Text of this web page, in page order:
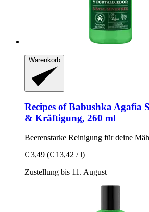
Warenkorb
Recipes of Babushka Agafia
& Kräftigung, 260 ml
Beerenstarke Reinigung für deine
€ 3,49 (€ 13,42 / l)
Zustellung bis 11. August